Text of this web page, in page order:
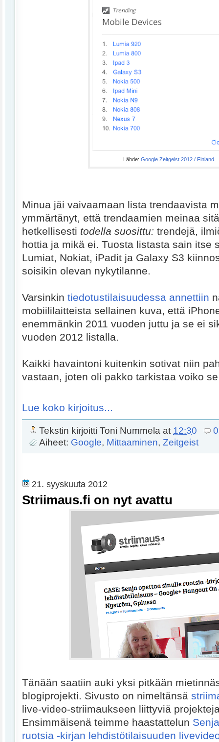
Lähde: Google Zeitgeist 2012 / Finland
Minua jäi vaivaamaan lista trendaavista
ymmärtänyt, että trendaamien meinaa
hetkellisesti todella suosittu: trendejä,
hottia ja mikä ei. Tuosta listasta sain itse
Lumiat, Nokiat, iPadit ja Galaxy S3
soisikin olevan nykytilanne.
Varsinkin tiedotustilaisuudessa annettiin
mobiililaitteista sellainen kuva, että
enemmänkin 2011 vuoden juttu ja se ei
vuoden 2012 listalla.
Kaikki havaintoni kuitenkin sotivat niin
vastaan, joten oli pakko tarkistaa voiko
Lue koko kirjoitus...
Tekstin kirjoitti Toni Nummela at 12:30
Aiheet: Google, Mittaaminen, Zeitgeist
21. syyskuuta 2012
Striimaus.fi on nyt avattu
Tänään saatiin auki yksi pitkään
blogiprojekti. Sivusto on nimeltänsä
live-video-striimaukseen liittyviä
Ensimmäisenä teimme haastattelun
ruotsia -kirjan lehdistötilaisuuden